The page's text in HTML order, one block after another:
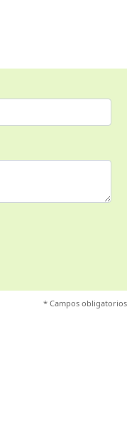
* Campos obligatorios